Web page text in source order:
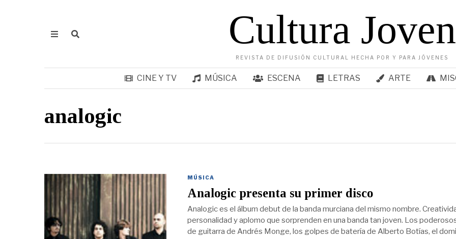
Cultura Joven
REVISTA DE DIFUSIÓN CULTURAL HECHA POR Y PARA JÓVENES
CINE Y TV MÚSICA ESCENA LETRAS ARTE
analogic
MÚSICA
Analogic presenta su primer disco
Analogic es el álbum debut de la banda murciana del mismo nombre.
personalidad y aplomo que sorprenden en una banda tan joven. Los
de guitarra de Andrés Monge, los golpes de batería de Alberto Botías, el